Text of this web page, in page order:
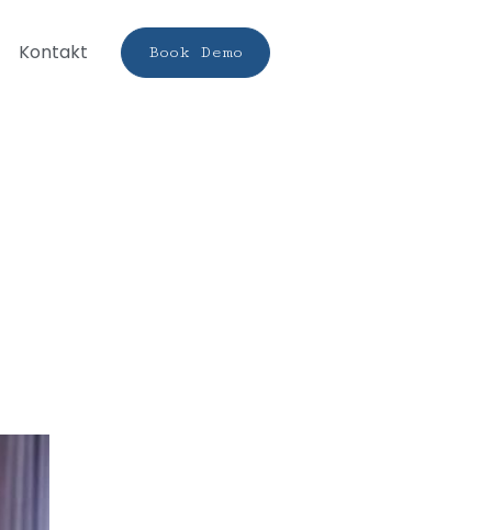
Kontakt Book Demo